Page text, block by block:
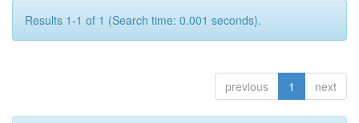
Results 1-1 of 1 (Search time: 0.001 seconds).
previous 1 next